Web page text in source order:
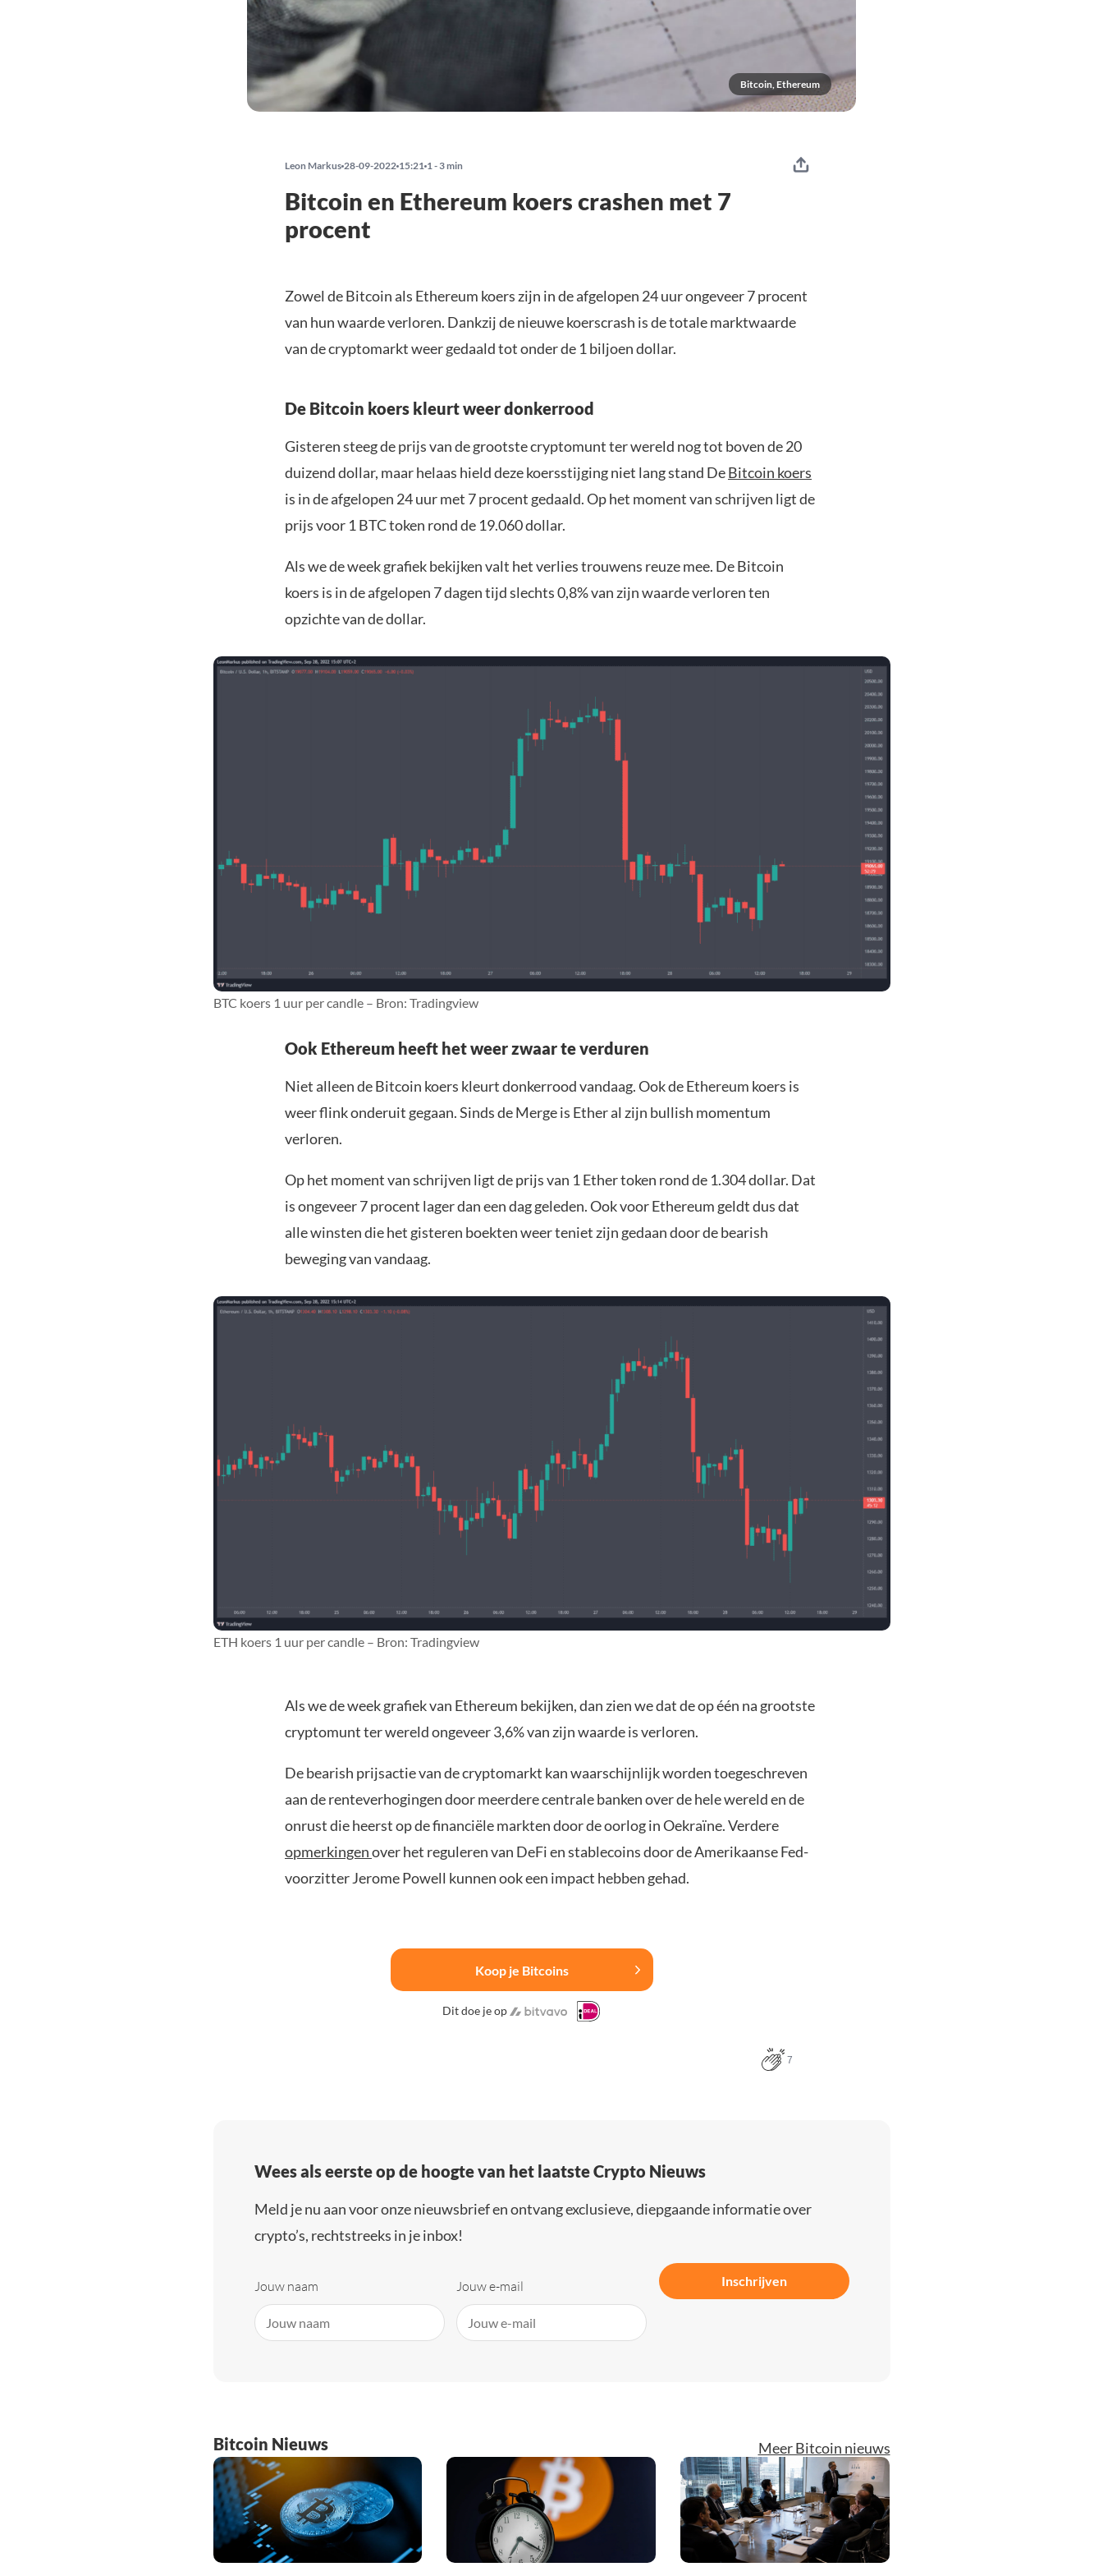
Bitcoin, Ethereum
Leon Markus 28-09-2022 15:21 1 - 3 min
Bitcoin en Ethereum koers crashen met 7
procent
Zowel de Bitcoin als Ethereum koers zijn in de afgelopen 24 uur ongeveer 7 procent
van hun waarde verloren. Dankzij de nieuwe koerscrash is de totale marktwaarde
van de cryptomarkt weer gedaald tot onder de 1 biljoen dollar.
De Bitcoin koers kleurt weer donkerrood
Gisteren steeg de prijs van de grootste cryptomunt ter wereld nog tot boven de 20
duizend dollar, maar helaas hield deze koersstijging niet lang stand DeBitcoin koers
is in de afgelopen 24 uur met 7 procent gedaald. Op het moment van schrijven ligt de
prijs voor 1 BTC token rond de 19.060 dollar.
Als we de week grafiek bekijken valt het verlies trouwens reuze mee. De Bitcoin
koers is in de afgelopen 7 dagen tijd slechts 0,8% van zijn waarde verloren ten
opzichte van de dollar.
BTC koers 1 uur per candle – Bron: Tradingview
Ook Ethereum heeft het weer zwaar te verduren
Niet alleen de Bitcoin koers kleurt donkerrood vandaag. Ook de Ethereum koers is
weer flink onderuit gegaan. Sinds de Merge is Ether al zijn bullish momentum
verloren.
Op het moment van schrijven ligt de prijs van 1 Ether token rond de 1.304 dollar. Dat
is ongeveer 7 procent lager dan een dag geleden. Ook voor Ethereum geldt dus dat
alle winsten die het gisteren boekten weer teniet zijn gedaan door de bearish
beweging van vandaag.
ETH koers 1 uur per candle – Bron: Tradingview
Als we de week grafiek van Ethereum bekijken, dan zien we dat de op één na grootste
cryptomunt ter wereld ongeveer 3,6% van zijn waarde is verloren.
De bearish prijsactie van de cryptomarkt kan waarschijnlijk worden toegeschreven
aan de renteverhogingen door meerdere centrale banken over de hele wereld en de
onrust die heerst op de financiële markten door de oorlog in Oekraïne. Verdere
opmerkingenover het reguleren van DeFi en stablecoins door de Amerikaanse Fed-
voorzitter Jerome Powell kunnen ook een impact hebben gehad.
Koop je Bitcoins
Dit doe je op
7
Wees als eerste op de hoogte van het laatste Crypto Nieuws
Meld je nu aan voor onze nieuwsbrief en ontvang exclusieve, diepgaande informatie over
crypto’s, rechtstreeks in je inbox!
Jouw naam Jouw e-mail Inschrijven
Bitcoin Nieuws Meer Bitcoin nieuws